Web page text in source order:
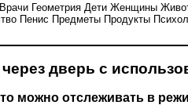
Врачи Геометрия Дети Женщины
Пенис Предметы Продукты
дверь с
можно отслеживать в